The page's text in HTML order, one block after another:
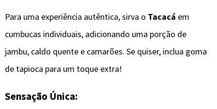
Para uma experiência autêntica, sirva o Tacacá em
cumbucas individuais, adicionando uma porção de
jambu, caldo quente e camarões. Se quiser, inclua goma
de tapioca para um toque extra!
Sensação Única: